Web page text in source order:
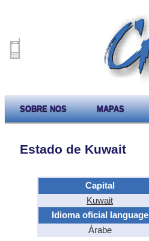
SOBRE NOS MAPAS
Estado de Kuwait
Capital
Kuwait
Idioma oficial language
Árabe